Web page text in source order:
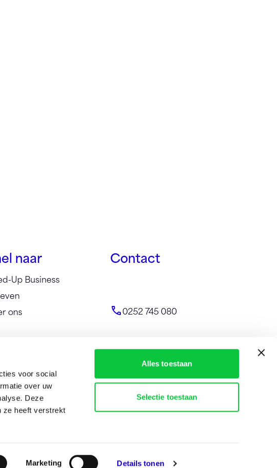
voor social
over uw
Deze
ze heeft verstrekt
Marketing Details tonen
Alles toestaan
Selectie toestaan
naar
Up Business
ons
Contact
0252 745 080